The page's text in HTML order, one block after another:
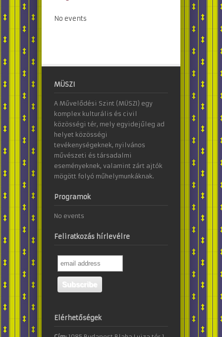
No events
MÜSZI
A Művelődési Szint (MÜSZI) egy
komplex kulturális és civil
közösségi tér, mely egyidejűleg ad
helyet közösségi
tevékenységeknek, nyilvános
művészeti és társadalmi
eseményeknek, valamint zárt ajtók
mögött folyó műhelymunkáknak.
Programok
No events
Feliratkozás hírlevélre
Elérhetőségek